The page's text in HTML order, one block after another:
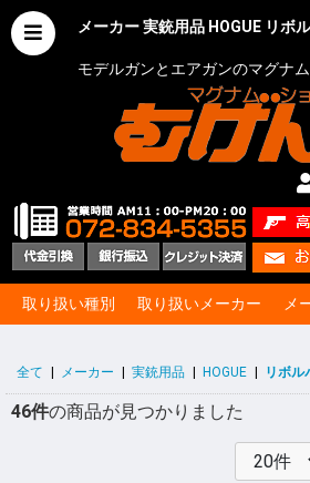
メーカー 実銃用品 HOGUE リボ
モデルガンとエアガンのマグナ
取り扱い種別 取り扱いメーカー メ
全て メーカー 実銃用品 HOGUE リボル
46件の商品が見つかりました